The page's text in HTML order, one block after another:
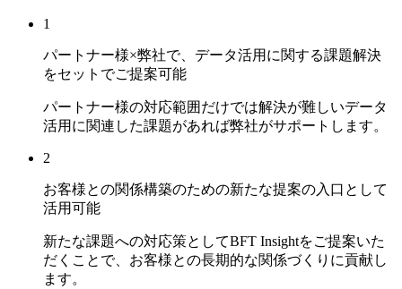
1
パートナー様×弊社で、データ活用に関する課題解決
をセットでご提案可能
パートナー様の対応範囲だけでは解決が難しいデータ
活用に関連した課題があれば弊社がサポートします。
2
お客様との関係構築のための新たな提案の入口として
活用可能
新たな課題への対応策としてBFT Insightをご提案いた
だくことで、お客様との長期的な関係づくりに貢献し
ます。